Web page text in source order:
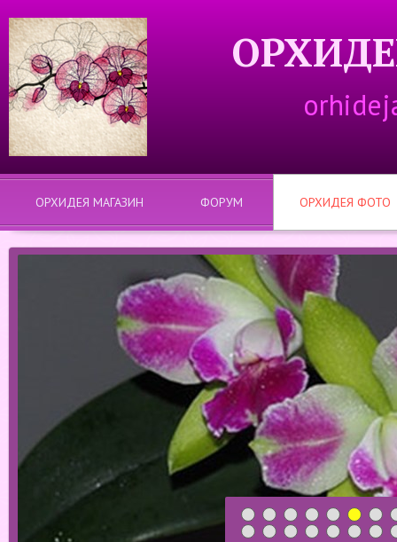
ОРХИДЕЯ МАГАЗИН ФОРУМ ОРХИДЕЯ ФОТО
1 2 3 4 5 6 7
8
19 20 21 22 23 24 25